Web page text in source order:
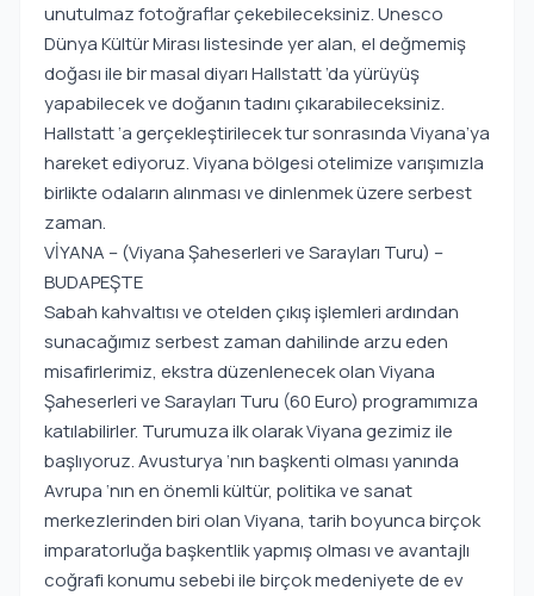
unutulmaz fotoğraflar çekebileceksiniz. Unesco
Dünya Kültür Mirası listesinde yer alan, el değmemiş
doğası ile bir masal diyarı Hallstatt ’da yürüyüş
yapabilecek ve doğanın tadını çıkarabileceksiniz.
Hallstatt ‘a gerçekleştirilecek tur sonrasında Viyana’ya
hareket ediyoruz. Viyana bölgesi otelimize varışımızla
birlikte odaların alınması ve dinlenmek üzere serbest
zaman.
VİYANA – (Viyana Şaheserleri ve Sarayları Turu) –
BUDAPEŞTE
Sabah kahvaltısı ve otelden çıkış işlemleri ardından
sunacağımız serbest zaman dahilinde arzu eden
misafirlerimiz, ekstra düzenlenecek olan Viyana
Şaheserleri ve Sarayları Turu (60 Euro) programımıza
katılabilirler. Turumuza ilk olarak Viyana gezimiz ile
başlıyoruz. Avusturya ‘nın başkenti olması yanında
Avrupa ‘nın en önemli kültür, politika ve sanat
merkezlerinden biri olan Viyana, tarih boyunca birçok
imparatorluğa başkentlik yapmış olması ve avantajlı
coğrafi konumu sebebi ile birçok medeniyete de ev